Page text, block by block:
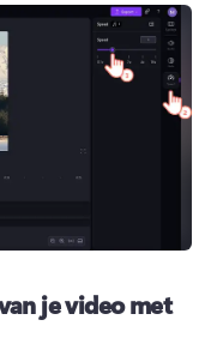
je video met